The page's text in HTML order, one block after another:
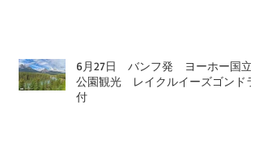
6月27日 バンフ発 ヨーホー国立
公園観光 レイクルイーズゴンドラ
付